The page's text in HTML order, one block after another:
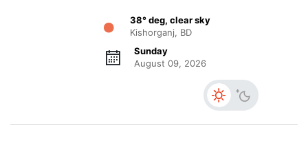
38° deg, clear sky
Kishorganj, BD
Sunday
August 09, 2026